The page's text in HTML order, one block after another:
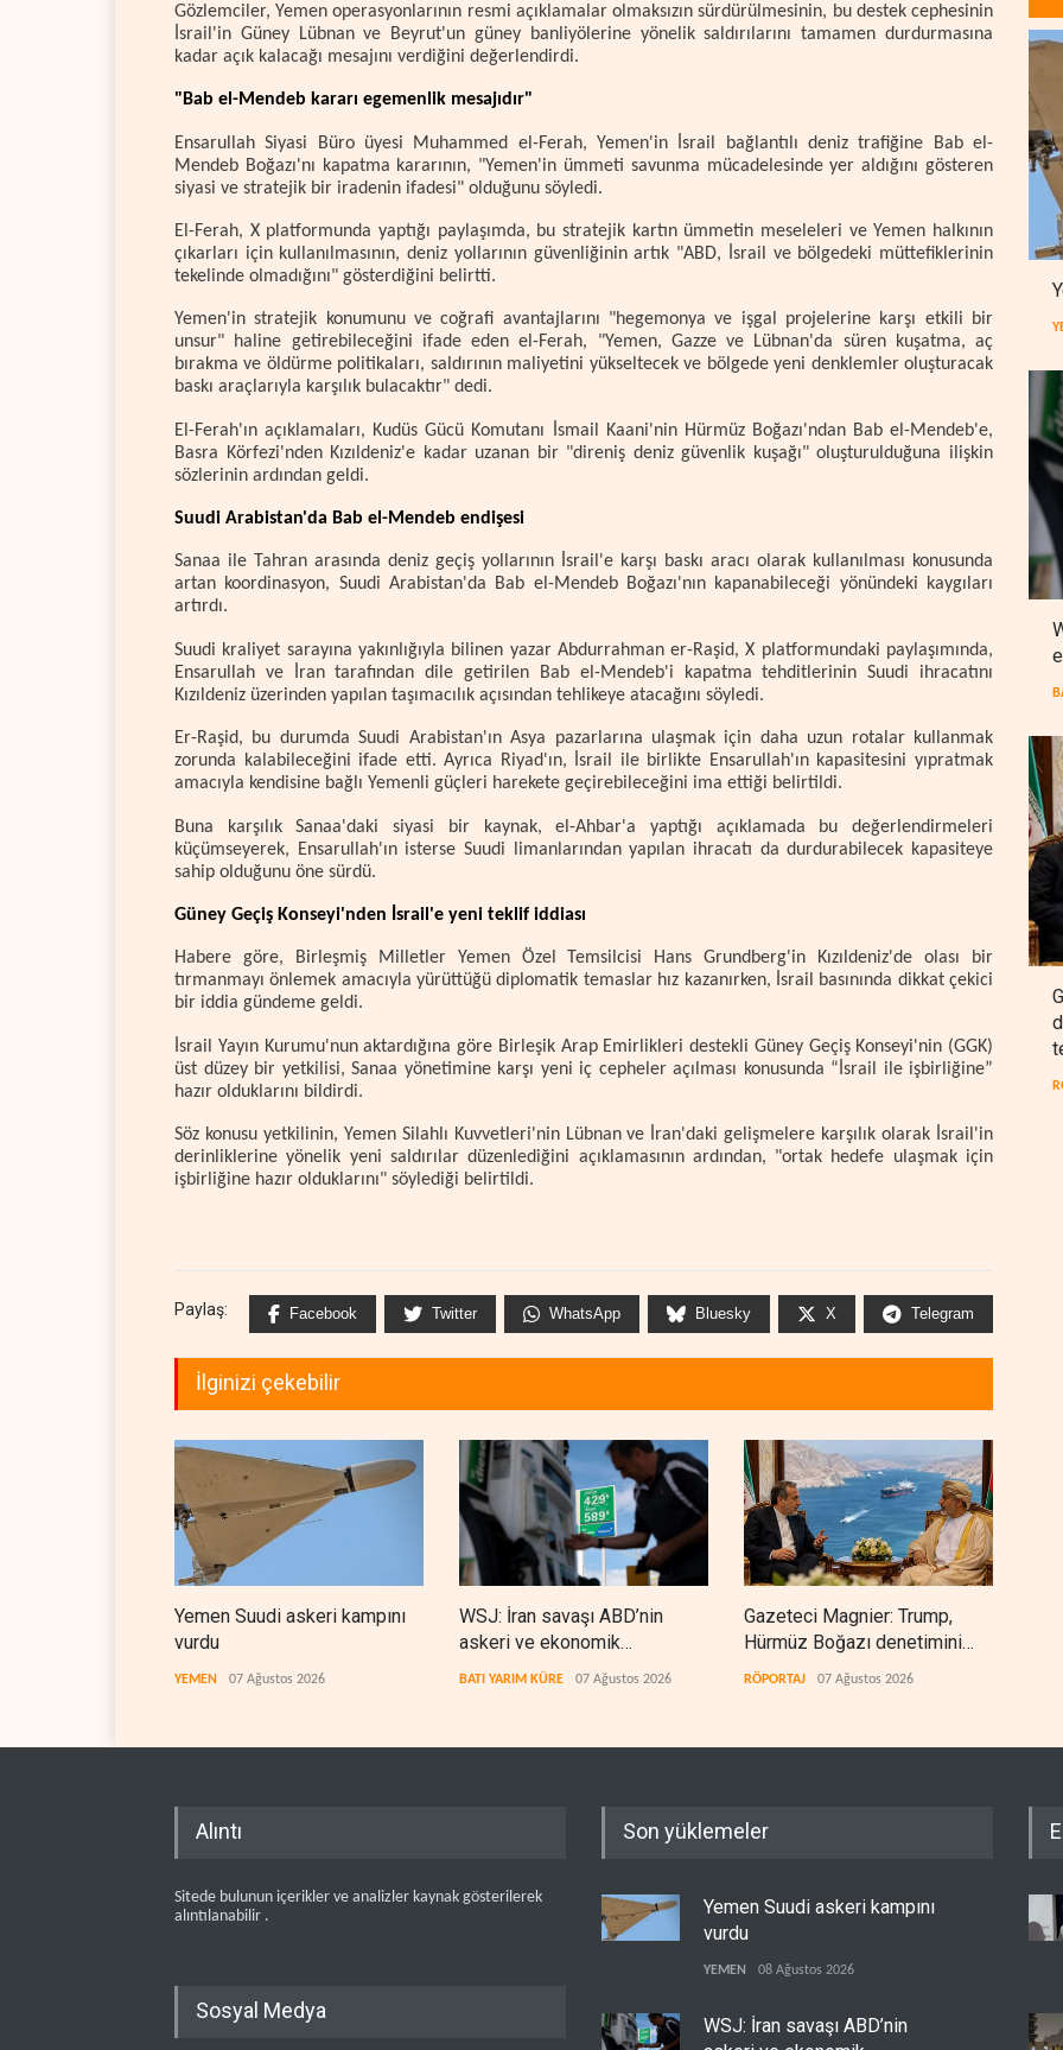
Gözlemciler, Yemen operasyonlarının resmi açıklamalar olmaksızın sürdürülmesinin, bu destek cephesinin
İsrail'in Güney Lübnan ve Beyrut'un güney banliyölerine yönelik saldırılarını tamamen durdurmasına
kadar açık kalacağı mesajını verdiğini değerlendirdi.
"Bab el-Mendeb kararı egemenlik mesajıdır"
Ensarullah Siyasi Büro üyesi Muhammed el-Ferah, Yemen'in İsrail bağlantılı deniz trafiğine Bab el-
Mendeb Boğazı'nı kapatma kararının, "Yemen'in ümmeti savunma mücadelesinde yer aldığını gösteren
siyasi ve stratejik bir iradenin ifadesi" olduğunu söyledi.
El-Ferah, X platformunda yaptığı paylaşımda, bu stratejik kartın ümmetin meseleleri ve Yemen halkının
çıkarları için kullanılmasının, deniz yollarının güvenliğinin artık "ABD, İsrail ve bölgedeki müttefiklerinin
tekelinde olmadığını" gösterdiğini belirtti.
Yemen'in stratejik konumunu ve coğrafi avantajlarını "hegemonya ve işgal projelerine karşı etkili bir
unsur" haline getirebileceğini ifade eden el-Ferah, "Yemen, Gazze ve Lübnan'da süren kuşatma, aç
bırakma ve öldürme politikaları, saldırının maliyetini yükseltecek ve bölgede yeni denklemler oluşturacak
baskı araçlarıyla karşılık bulacaktır" dedi.
El-Ferah'ın açıklamaları, Kudüs Gücü Komutanı İsmail Kaani'nin Hürmüz Boğazı'ndan Bab el-Mendeb'e,
Basra Körfezi'nden Kızıldeniz'e kadar uzanan bir "direniş deniz güvenlik kuşağı" oluşturulduğuna ilişkin
sözlerinin ardından geldi.
Suudi Arabistan'da Bab el-Mendeb endişesi
Sanaa ile Tahran arasında deniz geçiş yollarının İsrail'e karşı baskı aracı olarak kullanılması konusunda
artan koordinasyon, Suudi Arabistan'da Bab el-Mendeb Boğazı'nın kapanabileceği yönündeki kaygıları
artırdı.
Suudi kraliyet sarayına yakınlığıyla bilinen yazar Abdurrahman er-Raşid, X platformundaki paylaşımında,
Ensarullah ve İran tarafından dile getirilen Bab el-Mendeb'i kapatma tehditlerinin Suudi ihracatını
Kızıldeniz üzerinden yapılan taşımacılık açısından tehlikeye atacağını söyledi.
Er-Raşid, bu durumda Suudi Arabistan'ın Asya pazarlarına ulaşmak için daha uzun rotalar kullanmak
zorunda kalabileceğini ifade etti. Ayrıca Riyad'ın, İsrail ile birlikte Ensarullah'ın kapasitesini yıpratmak
amacıyla kendisine bağlı Yemenli güçleri harekete geçirebileceğini ima ettiği belirtildi.
Buna karşılık Sanaa'daki siyasi bir kaynak, el-Ahbar'a yaptığı açıklamada bu değerlendirmeleri
küçümseyerek, Ensarullah'ın isterse Suudi limanlarından yapılan ihracatı da durdurabilecek kapasiteye
sahip olduğunu öne sürdü.
Güney Geçiş Konseyi'nden İsrail'e yeni teklif iddiası
Habere göre, Birleşmiş Milletler Yemen Özel Temsilcisi Hans Grundberg'in Kızıldeniz'de olası bir
tırmanmayı önlemek amacıyla yürüttüğü diplomatik temaslar hız kazanırken, İsrail basınında dikkat çekici
bir iddia gündeme geldi.
İsrail Yayın Kurumu'nun aktardığına göre Birleşik Arap Emirlikleri destekli Güney Geçiş Konseyi'nin (GGK)
üst düzey bir yetkilisi, Sanaa yönetimine karşı yeni iç cepheler açılması konusunda “İsrail ile işbirliğine”
hazır olduklarını bildirdi.
Söz konusu yetkilinin, Yemen Silahlı Kuvvetleri'nin Lübnan ve İran'daki gelişmelere karşılık olarak İsrail'in
derinliklerine yönelik yeni saldırılar düzenlediğini açıklamasının ardından, "ortak hedefe ulaşmak için
işbirliğine hazır olduklarını" söylediği belirtildi.
Paylaş: Facebook Twitter WhatsApp Bluesky X Telegram
İlginizi çekebilir
Yemen Suudi askeri kampını
vurdu
YEMEN 07 Ağustos 2026
WSJ: İran savaşı ABD’nin
askeri ve ekonomik
kaynaklarını tüketiyor
BATI YARIM KÜRE 07 Ağustos 2026
Gazeteci Magnier: Trump,
Hürmüz Boğazı denetimini
doğrudan İran ve Umman'a
RÖPORTAJ 07 Ağustos 2026
Alıntı
Sitede bulunun içerikler ve analizler kaynak gösterilerek
alıntılanabilir .
Sosyal Medya
Son yüklemeler
Yemen Suudi askeri kampını
vurdu
YEMEN 08 Ağustos 2026
WSJ: İran savaşı ABD’nin